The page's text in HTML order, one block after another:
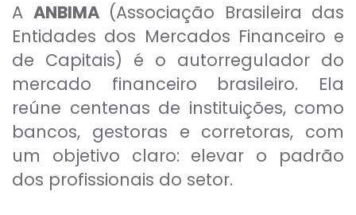
A ANBIMA(Associação Brasileira das
Entidades dos Mercados Financeiro e
de Capitais) é o autorregulador do
mercado financeiro brasileiro. Ela
reúne centenas de instituições, como
bancos, gestoras e corretoras, com
um objetivo claro: elevar o padrão
dos profissionais do setor.